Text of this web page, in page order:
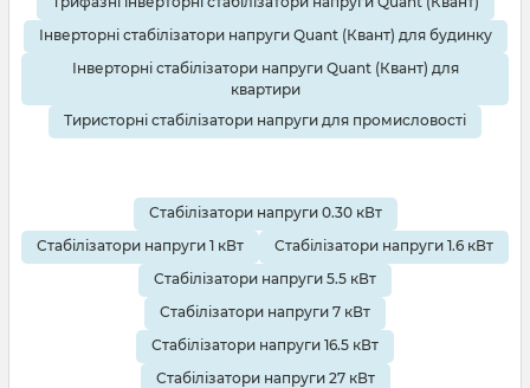
Інверторні стабілізатори напруги Quant (Квант) для будинку
Інверторні стабілізатори напруги Quant (Квант) для
квартири
Тиристорні стабілізатори напруги для промисловості
Стабілізатори напруги 0.30 кВт
Стабілізатори напруги 1 кВт
Стабілізатори напруги 1.6 кВт
Стабілізатори напруги 5.5 кВт
Стабілізатори напруги 7 кВт
Стабілізатори напруги 16.5 кВт
Стабілізатори напруги 27 кВт